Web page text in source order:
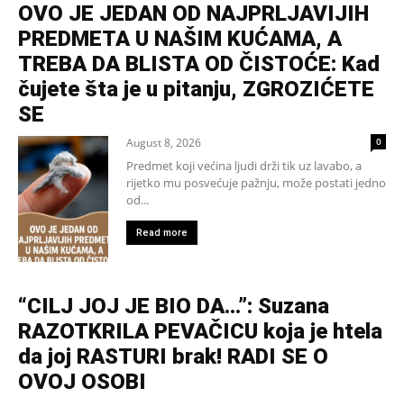
OVO JE JEDAN OD NAJPRLJAVIJIH
PREDMETA U NAŠIM KUĆAMA, A
TREBA DA BLISTA OD ČISTOĆE: Kad
čujete šta je u pitanju, ZGROZIĆETE
SE
August 8, 2026 0
Predmet koji većina ljudi drži tik uz lavabo, a
rijetko mu posvećuje pažnju, može postati jedno
od...
Read more
“CILJ JOJ JE BIO DA…”: Suzana
RAZOTKRILA PEVAČICU koja je htela
da joj RASTURI brak! RADI SE O
OVOJ OSOBI